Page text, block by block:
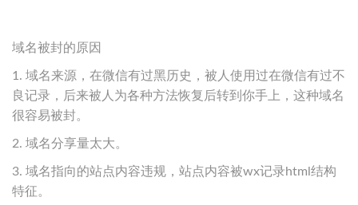
域名被封的原因
1. 域名来源，在微信有过黑历史，被人使用过在微信有过不
良记录，后来被人为各种方法恢复后转到你手上，这种域名
很容易被封。
2. 域名分享量太大。
3. 域名指向的站点内容违规，站点内容被wx记录html结构
特征。